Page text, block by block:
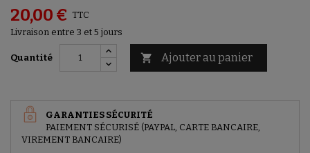
20,00 € TTC
Livraison entre 3 et 5 jours
Quantité  Ajouter au panier
GARANTIES SÉCURITÉ
PAIEMENT SÉCURISÉ (PAYPAL, CARTE BANCAIRE,
VIREMENT BANCAIRE)